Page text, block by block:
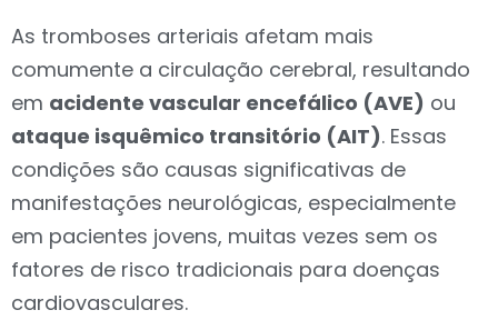
As tromboses arteriais afetam mais
comumente a circulação cerebral, resultando
em acidente vascular encefálico (AVE) ou
ataque isquêmico transitório (AIT). Essas
condições são causas significativas de
manifestações neurológicas, especialmente
em pacientes jovens, muitas vezes sem os
fatores de risco tradicionais para doenças
cardiovasculares.